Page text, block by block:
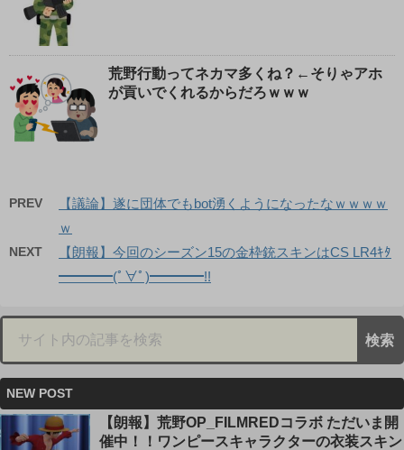
荒野行動ってネカマ多くね？←そりゃアホ
が貢いでくれるからだろｗｗｗ
PREV
【議論】遂に団体でもbot湧くようになったなｗｗｗｗ
ｗ
NEXT
【朗報】今回のシーズン15の金枠銃スキンはCS LR4ｷﾀ
━━━━(ﾟ∀ﾟ)━━━━!!
NEW POST
【朗報】荒野OP_FILMREDコラボ ただいま開
催中！！ワンピースキャラクターの衣装スキン